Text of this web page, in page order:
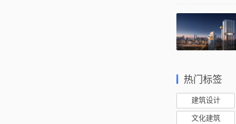
热门标签
建筑设计
文化建筑